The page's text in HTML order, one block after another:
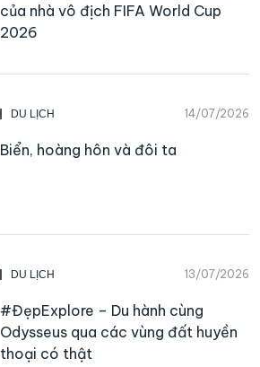
của nhà vô địch FIFA World Cup
2026
DU LỊCH 14/07/2026
Biển, hoàng hôn và đôi ta
DU LỊCH 13/07/2026
#ĐẹpExplore – Du hành cùng
Odysseus qua các vùng đất huyền
thoại có thật